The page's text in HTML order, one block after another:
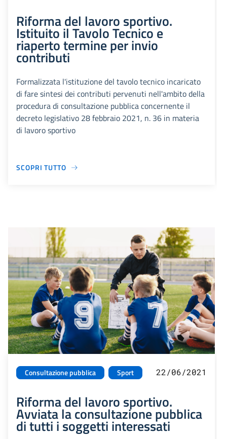
Riforma del lavoro sportivo.
Istituito il Tavolo Tecnico e
riaperto termine per invio
contributi
Formalizzata l'istituzione del tavolo tecnico incaricato
di fare sintesi dei contributi pervenuti nell'ambito della
procedura di consultazione pubblica concernente il
decreto legislativo 28 febbraio 2021, n. 36 in materia
di lavoro sportivo
SCOPRI TUTTO
Consultazione pubblica Sport 22/06/2021
Riforma del lavoro sportivo.
Avviata la consultazione pubblica
di tutti i soggetti interessati